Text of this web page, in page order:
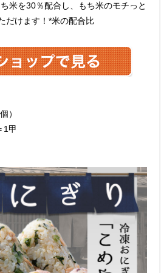
米を30％配合し、もち米のモチっと
だけます！ *米の配合比
）
1甲